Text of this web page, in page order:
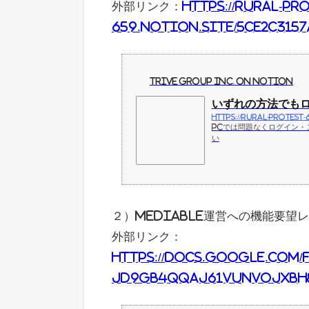
外部リンク： https://rural-
659.notion.site/
TRIVE GROUP Inc. on Notion
いずれの方法で
https://rural-protest-
PCでは問題なくログイン
い
２）mediable運営への機能要望
外部リンク：
https://docs.google.com/